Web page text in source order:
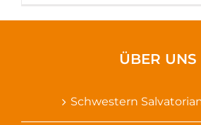
ÜBER UNS
Schwestern